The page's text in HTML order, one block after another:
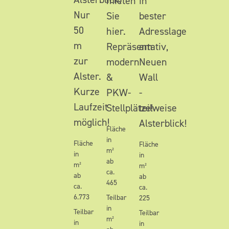
Nur
50
m
zur
Alster.
Kurze
Laufzeit
möglich!
Fläche
in
m²
ab
ca.
6.773
Teilbar
in
Sie
hier.
Repräsentativ,
modern
&
PKW-
Stellplätze!
Fläche
in
m²
ab
ca.
465
Teilbar
in
m²
bester
Adresslage
am
Neuen
Wall
-
teilweise
Alsterblick!
Fläche
in
m²
ab
ca.
225
Teilbar
in